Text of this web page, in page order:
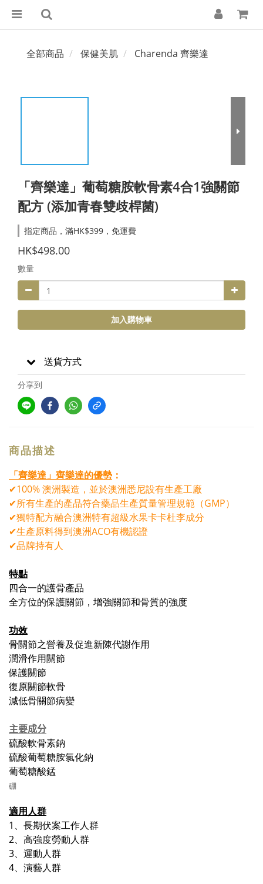
全部商品 保健美肌 Charenda 齊樂達
「齊樂達」葡萄糖胺軟骨素4合1強關節
配方 (添加青春雙歧桿菌)
指定商品，滿HK$399，免運費
HK$498.00
數量
加入購物車
送貨方式
分享到
商品描述
「齊樂達」 齊樂達的優勢 ：
✔100% 澳洲製造，並於澳洲悉尼設有生產工廠
✔所有生產的產品符合藥品生產質量管理規範（GMP）
✔獨特配方融合澳洲特有超級水果卡卡杜李成分
✔生產原料得到澳洲ACO有機認證
✔品牌持有人
特點
四合一的護骨產品
全方位的保護關節，增強關節和骨質的強度
功效
骨關節之營養及促進新陳代謝作用
潤滑作用關節
保護關節
復原關節軟骨
減低骨關節病變
主要成分
硫酸軟骨素鈉
硫酸葡萄糖胺氯化鈉
葡萄糖酸錳
硼
適用人群
1、長期伏案工作人群
2、高強度勞動人群
3、運動人群
4、演藝人群